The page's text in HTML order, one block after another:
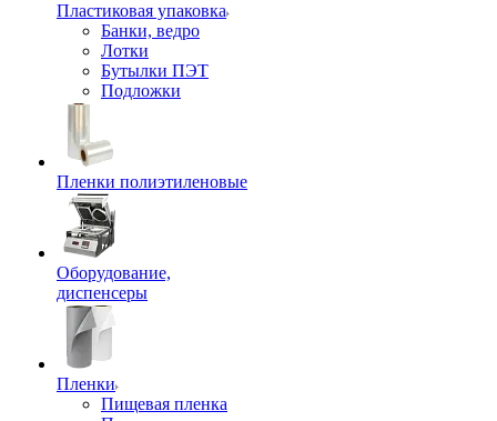
Пластиковая упаковка
Банки, ведро
Лотки
Бутылки ПЭТ
Подложки
Пленки полиэтиленовые
Оборудование,
диспенсеры
Пленки
Пищевая пленка